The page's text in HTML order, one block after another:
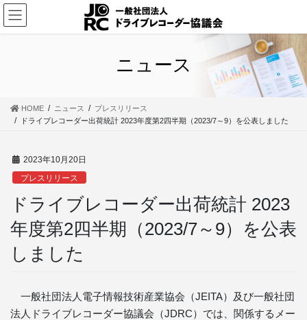
コ
ン
ナ
ビ
ニュース
HOME ニュース
プレスリリース
ドライブレコーダー出荷統計 2023年度第2四半期（2023/7～9）を公表しました
2023年10月20日
プレスリリース
ドライブレコーダー出荷統計 2023
年度第2四半期（2023/7～9）を公表
しました
一般社団法人電子情報技術産業協会（JEITA）及び一般社団
法人ドライブレコーダー協議会（JDRC）では、関係するメー